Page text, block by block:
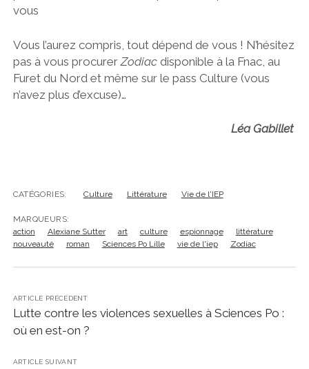
vous
Vous l’aurez compris, tout dépend de vous ! N’hésitez
pas à vous procurer Zodiacdisponible à la Fnac, au
Furet du Nord et même sur le pass Culture (vous
n’avez plus d’excuse)…
Léa Gabillet
CATÉGORIES: Culture Littérature Vie de l'IEP
MARQUEURS:
action
Alexiane Sutter art culture espionnage
littérature
nouveauté
roman Sciences Po Lille vie de l'iep Zodiac
ARTICLE PRÉCÉDENT
Lutte contre les violences sexuelles à Sciences Po :
où en est-on ?
ARTICLE SUIVANT